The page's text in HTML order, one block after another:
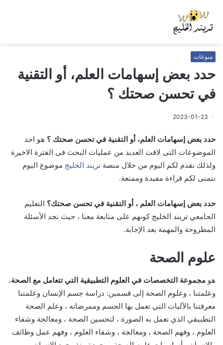
منوعات
حدد بعض إسهامات العلم، أو التقنية
في تحسن صحتك ؟
2023-01-23
حدد بعض إسهامات العلم، أو التقنية في تحسن صحتك ؟ هو احد
الموضوعات التى لاقت العديد من عمليات البحث فى الفترة الاخيرة
ولذلك نقدم لكم اليوم من خلال منصة تريند الخليج موضوع اليوم
نتمنى لكم قراءة مفيدة وممتعة.
حدد بعض إسهامات العلم ، أو التقنية في تحسن صحتك؟ التعليم
الجامعي تريند الخليج كونهم على متابعة معنا ، حيث نجد الأسئلة
المطروحة والمهمة بعد الإجابة.
علوم الصحة
هو مجموعة التخصصات في العلوم التطبيقية التي تتعامل مع الصحة،
وعلمتنا ، وعلوم الصحة إلى قسمين: دراسة جسم الإنسان وعلمتنا
معرفتنا بالآليات التي تعمل بها الجسم وممرضاته ، وعلم الصحة
التطبيقي الذي تعمل به الصورة ، لتحسين الصحة ، ومعالجة وشفاء
العلوم ، وفهم الصحة ، ومعالجة ، وشفاء العلوم ، وفهم عمل وظائف